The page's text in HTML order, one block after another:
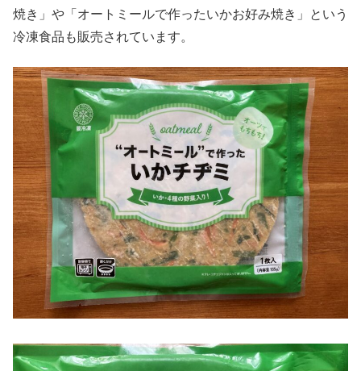
焼き」や「オートミールで作ったいかお好み焼き」という
冷凍食品も販売されています。